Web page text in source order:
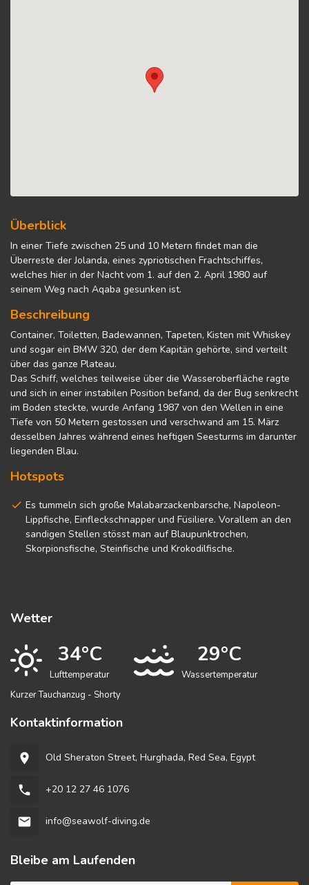
Überblick
In einer Tiefe zwischen 25 und 10 Metern findet man die
Überreste der Jolanda, eines zypriotischen Frachtschiffes,
welches hier in der Nacht vom 1. auf den 2. April 1980 auf
seinem Weg nach Aqaba gesunken ist.
Beschreibung
Container, Toiletten, Badewannen, Tapeten, Kisten mit Whiskey
und sogar ein BMW 320, der dem Kapitän gehörte, sind verteilt
über das ganze Plateau.
Das Schiff, welches teilweise über die Wasseroberfläche ragte
und sich in einer instabilen Position befand, da der Bug senkrecht
im Boden steckte, wurde Anfang 1987 von den Wellen in eine
Tiefe von 50 Metern gestossen und verschwand am 15. März
desselben Jahres während eines heftigen Seesturms im darunter
liegenden Blau.
Hotspots
Es tummeln sich große Malabarzackenbarsche, Napoleon-
Lippfische, Einfleckschnapper und Füsiliere. Vorallem an den
sandigen Stellen stösst man auf Blaupunktrochen,
Skorpionsfische, Steinfische und Krokodilfische.
Wetter
34°C
Lufttemperatur
29°C
Wassertemperatur
Kurzer Tauchanzug - Shorty
Kontaktinformation
room Old Sheraton Street, Hurghada, Red Sea, Egypt
phone +20 12 27 46 1076
email info@seawolf-diving.de
Bleibe am Laufenden